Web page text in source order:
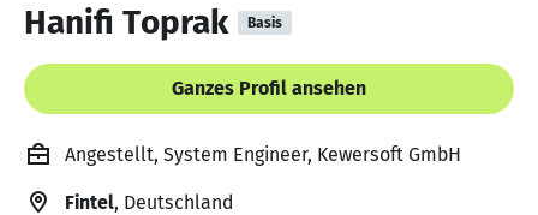
Hanifi Toprak Basis
Ganzes Profil ansehen
Angestellt, System Engineer, Kewersoft GmbH
Fintel, Deutschland